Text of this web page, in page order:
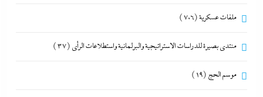
ملفات عسكرية(706)
منتدى بصيرة للدراسات الاستراتيجية والبرلمانية واستطلاعات الرأى (37)
موسم الحج (19)